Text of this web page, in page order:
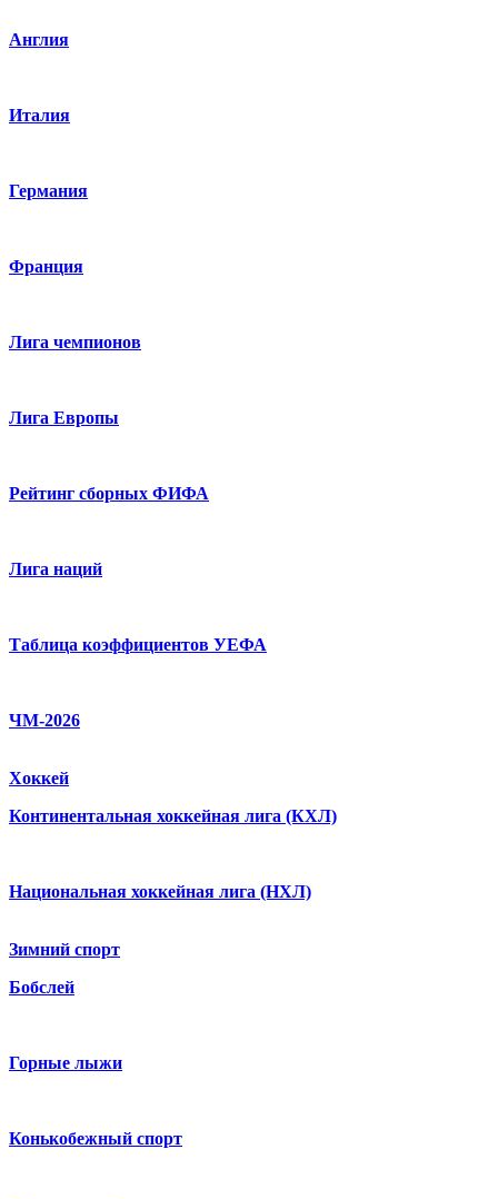
Англия
Италия
Германия
Франция
Лига чемпионов
Лига Европы
Рейтинг сборных ФИФА
Лига наций
Таблица коэффициентов УЕФА
ЧМ-2026
Хоккей
Континентальная хоккейная лига (КХЛ)
Национальная хоккейная лига (НХЛ)
Зимний спорт
Бобслей
Горные лыжи
Конькобежный спорт